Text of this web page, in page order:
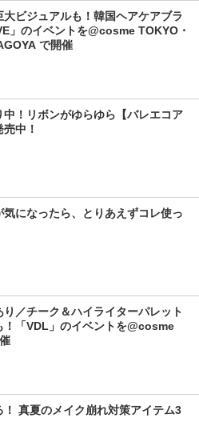
大ビジュアルも！韓国ヘアケアブラ
」のイベントを@cosme TOKYO・
で開催
中！リボンがゆらゆら【バレエコア
中！
気になったら、とりあえずコレ使っ
り／チーク＆ハイライターパレット
！「VDL」のイベントを@cosme
！ 真夏のメイク崩れ対策アイテム3